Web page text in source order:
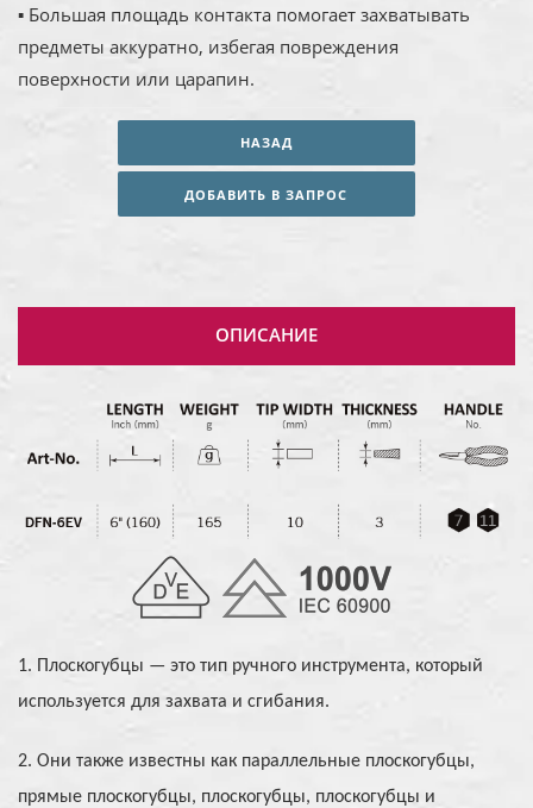
▪ Большая площадь контакта помогает захватывать
предметы аккуратно, избегая повреждения
поверхности или царапин.
НАЗАД
ДОБАВИТЬ В ЗАПРОС
ОПИСАНИЕ
1. Плоскогубцы — это тип ручного инструмента, который
используется для захвата и сгибания.
2. Они также известны как параллельные плоскогубцы,
прямые плоскогубцы, плоскогубцы, плоскогубцы и